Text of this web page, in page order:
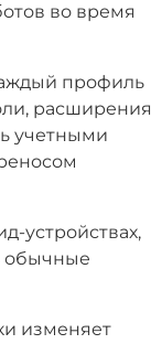
во время
профиль
расширения
учетными
устройствах,
обычные
изменяет